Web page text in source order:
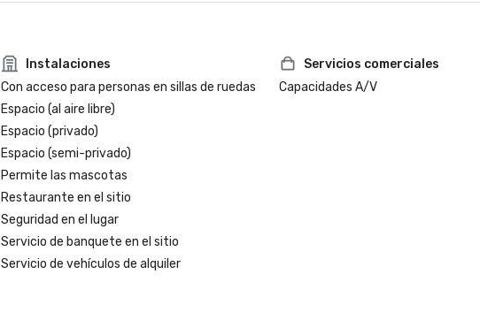
Instalaciones
Con acceso para personas en sillas de ruedas
Espacio (al aire libre)
Espacio (privado)
Espacio (semi-privado)
Permite las mascotas
Restaurante en el sitio
Seguridad en el lugar
Servicio de banquete en el sitio
Servicio de vehículos de alquiler
Servicios comerciales
Capacidades A/V